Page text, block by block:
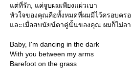
ต่ที่รัก, แค่จูบผมเพียงแผ่วเบา
หัวใจของคุณคือทั้งหมดที่ผมมีไว้ครอบครอ
ละเมื่อสบนัยน์ตาคู่นั้นของคุณ ผมก็ไม่อา
Baby, I'm dancing in the dark
With you between my arms
Barefoot on the grass